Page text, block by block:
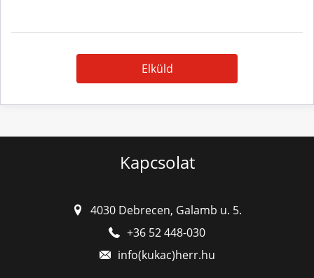
Elküld
Kapcsolat
4030 Debrecen, Galamb u. 5.
+36 52 448-030